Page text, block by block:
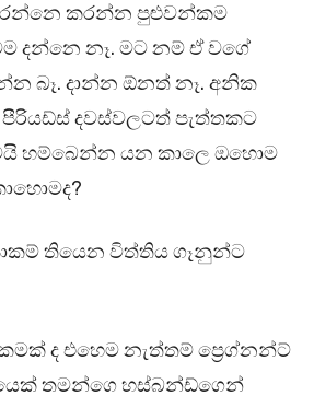
කරන්න පුළුවන්කම
දන්නෙ නෑ. මට නම් ඒ වගේ
බෑ. දාන්න ඕනත් නෑ. අනික
දවස්වලටත් පැත්තකට
හම්බෙන්න යන කාලෙ ඔහොම
තියෙන විත්තිය ගෑනුන්ට
ද එහෙම නැත්තම් ප්‍රෙග්නන්‍ට්
තමන්ගෙ හස්බන්ඩ්ගෙන්